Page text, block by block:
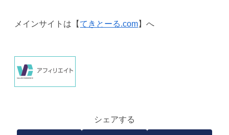
メインサイトは【てきとーる.com】へ
シェアする